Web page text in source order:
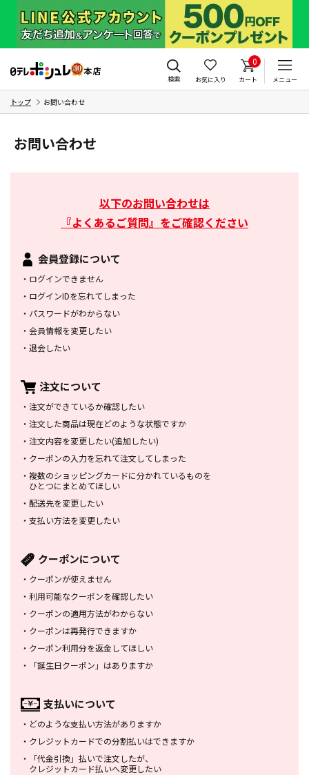
検索 お気に入り
0
カート メニュー
トップ お問い合わせ
お問い合わせ
以下のお問い合わせは
『よくあるご質問』をご確認ください
会員登録について
・ ログインできません
・ ログインIDを忘れてしまった
・ パスワードがわからない
・ 会員情報を変更したい
・ 退会したい
注文について
・ 注文ができているか確認したい
・ 注文した商品は現在どのような状態ですか
・ 注文内容を変更したい(追加したい)
・ クーポンの入力を忘れて注文してしまった
・ 複数のショッピングカードに分かれているものを
ひとつにまとめてほしい
・ 配送先を変更したい
・ 支払い方法を変更したい
クーポンについて
・ クーポンが使えません
・ 利用可能なクーポンを確認したい
・ クーポンの適用方法がわからない
・ クーポンは再発行できますか
・ クーポン利用分を返金してほしい
・
「誕生日クーポン」はありますか
支払いについて
・ どのような支払い方法がありますか
・ クレジットカードでの分割払いはできますか
・
「代金引換」払いで注文したが、
クレジットカード払いへ変更したい